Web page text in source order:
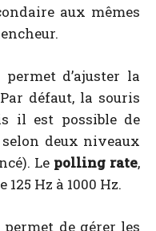
aux mêmes
d’ajuster la
défaut, la souris
il est possible de
selon deux niveaux
Le polling rate,
Hz à 1000 Hz.
permet de gérer les